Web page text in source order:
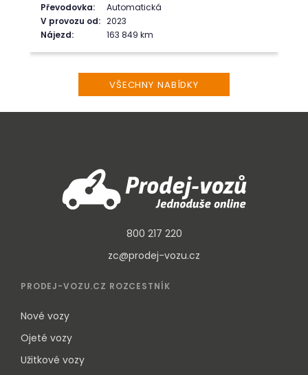
Převodovka:
Automatická
V provozu od: 2023
Nájezd:
163 849 km
VŠECHNY NABÍDKY
800 217 220
zc@prodej-vozu.cz
PRODEJ-VOZU.CZ ROZCESTNÍK
Nové vozy
Ojeté vozy
Užitkové vozy